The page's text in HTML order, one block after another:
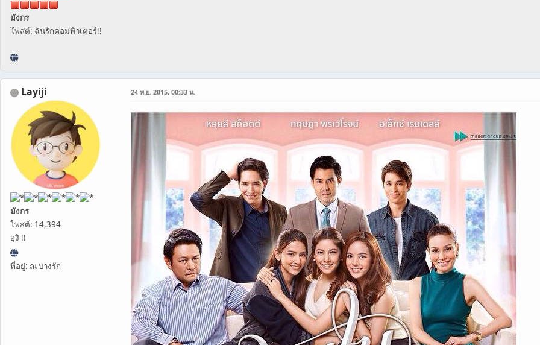
มังกร
โพสต์: ฉันรักคอมพิวเตอร์!!
Layiji
มังกร
โพสต์: 14,394
อุงิ !!
ที่อยู่: ณ บางรัก
24 พ.ย. 2015, 00:33 น.